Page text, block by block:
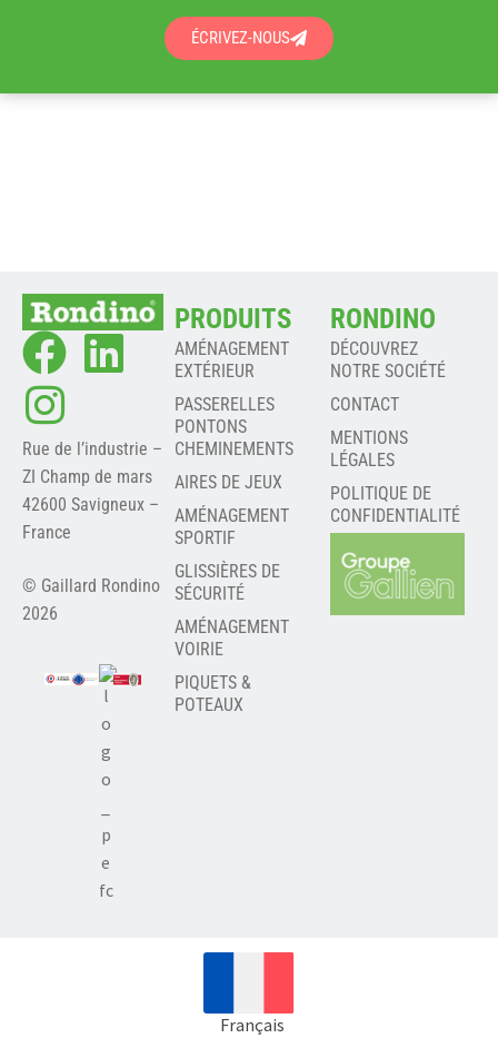
ÉCRIVEZ-NOUS
Rue de l’industrie –
ZI Champ de mars
42600 Savigneux –
France
© Gaillard Rondino
2026
PRODUITS
AMÉNAGEMENT
EXTÉRIEUR
PASSERELLES
PONTONS
CHEMINEMENTS
AIRES DE JEUX
AMÉNAGEMENT
SPORTIF
GLISSIÈRES DE
SÉCURITÉ
AMÉNAGEMENT
VOIRIE
PIQUETS &
POTEAUX
RONDINO
DÉCOUVREZ
NOTRE SOCIÉTÉ
CONTACT
MENTIONS
LÉGALES
POLITIQUE DE
CONFIDENTIALITÉ
Français